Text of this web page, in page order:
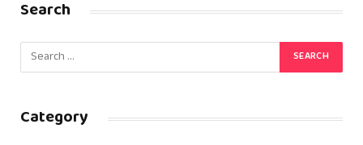
Search
Category